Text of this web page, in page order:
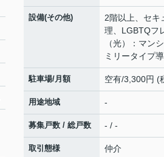
設備(その他)
2階以上、セキ
理、LGBTQフ
（光）：マン
ミリータイプ
駐車場/月額 空有/3,300円 (
用途地域 -
募集戸数 / 総戸数 - / -
取引態様 仲介